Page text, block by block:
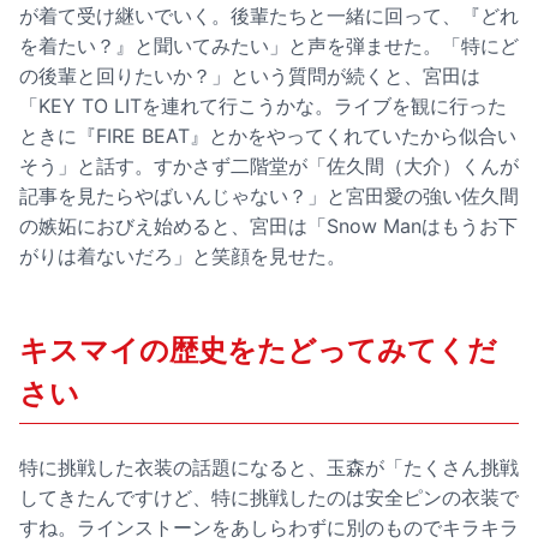
が着て受け継いでいく。後輩たちと一緒に回って、『どれ
を着たい？』と聞いてみたい」と声を弾ませた。「特にど
の後輩と回りたいか？」という質問が続くと、宮田は
「KEY TO LITを連れて行こうかな。ライブを観に行った
ときに『FIRE BEAT』とかをやってくれていたから似合い
そう」と話す。すかさず二階堂が「佐久間（大介）くんが
記事を見たらやばいんじゃない？」と宮田愛の強い佐久間
の嫉妬におびえ始めると、宮田は「Snow Manはもうお下
がりは着ないだろ」と笑顔を見せた。
キスマイの歴史をたどってみてくだ
さい
特に挑戦した衣装の話題になると、玉森が「たくさん挑戦
してきたんですけど、特に挑戦したのは安全ピンの衣装で
すね。ラインストーンをあしらわずに別のものでキラキラ